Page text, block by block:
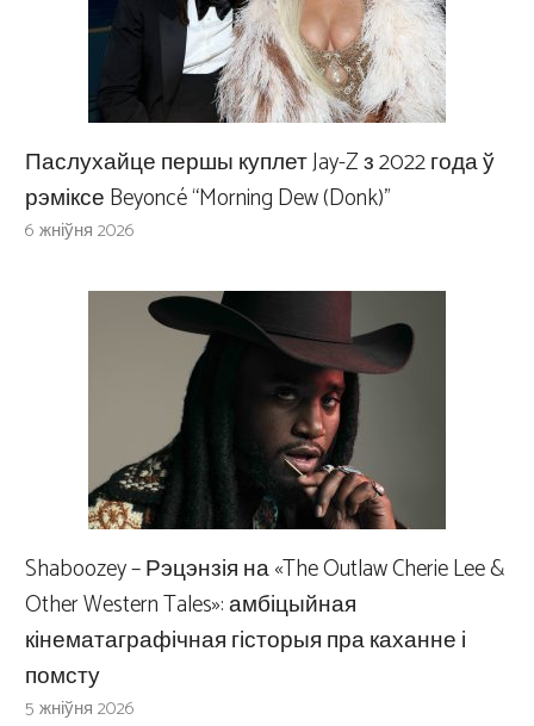
Паслухайце першы куплет Jay-Z з 2022 года ў
рэміксе Beyoncé “Morning Dew (Donk)”
6 жніўня 2026
Shaboozey – Рэцэнзія на «The Outlaw Cherie Lee &
Other Western Tales»: амбіцыйная
кінематаграфічная гісторыя пра каханне і
помсту
5 жніўня 2026